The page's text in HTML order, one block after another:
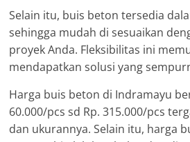
Selain itu, buis beton tersedia
sehingga mudah di sesuaikan
proyek Anda. Fleksibilitas ini
mendapatkan solusi yang
Harga buis beton di Indramayu
60.000/pcs sd Rp. 315.000/pcs
dan ukurannya. Selain itu, harga